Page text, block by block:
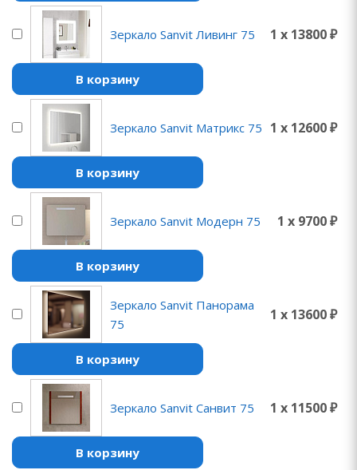
Зеркало Sanvit Ливинг 75 1 x 13800 ₽
В корзину
Зеркало Sanvit Матрикс 75 1 x 12600 ₽
В корзину
Зеркало Sanvit Модерн 75 1 x 9700 ₽
В корзину
Зеркало Sanvit Панорама
75
1 x 13600 ₽
В корзину
Зеркало Sanvit Санвит 75 1 x 11500 ₽
В корзину